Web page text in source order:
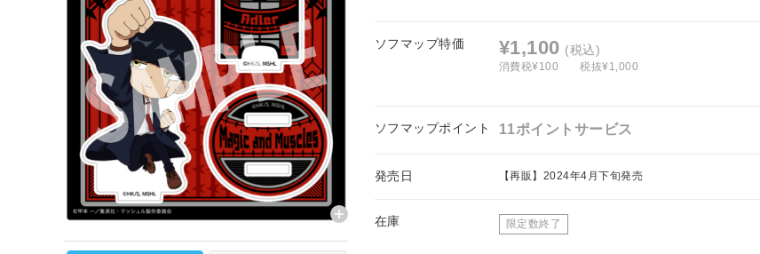
ソフマップ特価 ¥1,100 (税込)
消費税¥100 税抜¥1,000
ソフマップポイント 11ポイントサービス
発売日 【再販】2024年4月下旬発売
在庫 限定数終了